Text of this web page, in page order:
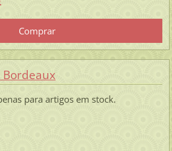
para artigos em stock.